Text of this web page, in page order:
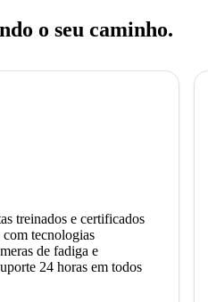
o seu caminho.
treinados e certificados
tecnologias
de fadiga e
24 horas em todos